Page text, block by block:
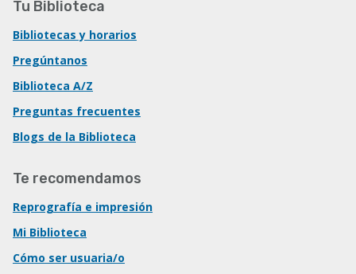
Tu Biblioteca
Bibliotecas y horarios
Pregúntanos
Biblioteca A/Z
Preguntas frecuentes
Blogs de la Biblioteca
Te recomendamos
Reprografía e impresión
Mi Biblioteca
Cómo ser usuaria/o